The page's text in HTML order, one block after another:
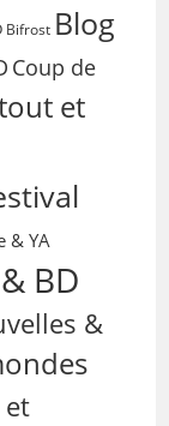
Bifrost Blog
Coup de
et
& YA
BD
&
et